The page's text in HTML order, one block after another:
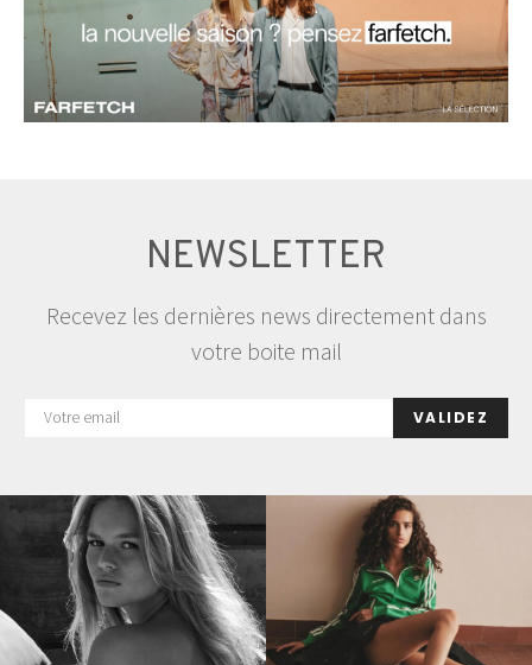
NEWSLETTER
Recevez les dernières news directement dans
votre boite mail
VALIDEZ